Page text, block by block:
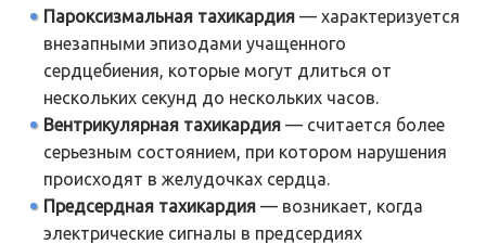
Пароксизмальная тахикардия — характеризуется
внезапными эпизодами учащенного
сердцебиения, которые могут длиться от
нескольких секунд до нескольких часов.
Вентрикулярная тахикардия — считается более
серьезным состоянием, при котором нарушения
происходят в желудочках сердца.
Предсердная тахикардия — возникает, когда
электрические сигналы в предсердиях